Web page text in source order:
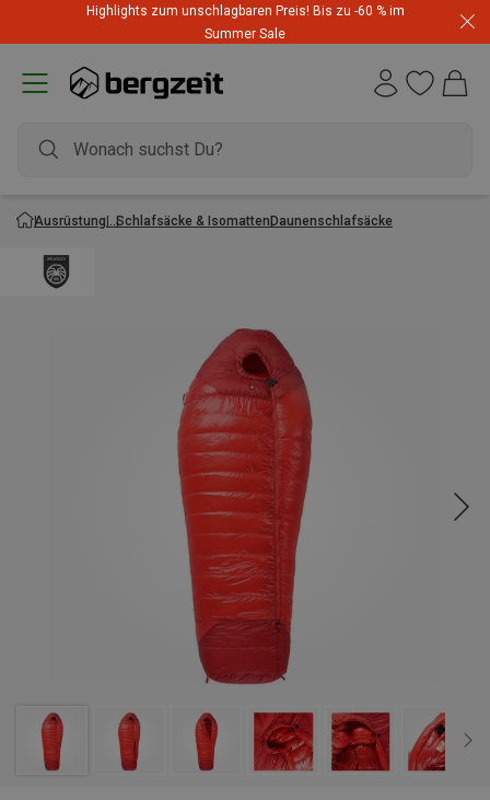
Highlights zum unschlagbaren Preis! Bis zu -60 % im
Summer Sale
Ausrüstung Schlafsäcke & IsomattenDaunenschlafsäcke